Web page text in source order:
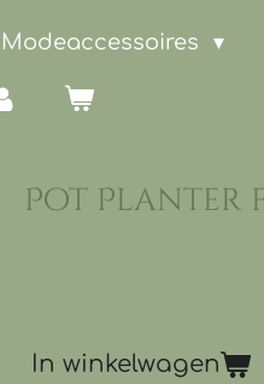
Modeaccessoires
Pot Planter
In winkelwagen